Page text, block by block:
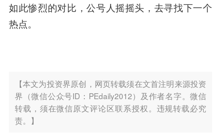
如此惨烈的对比，公号人摇摇头，去寻找下一个
热点。
【本文为投资界原创，网页转载须在文首注明来源投资
界（微信公众号ID：PEdaily2012）及作者名字。微信
转载，须在微信原文评论区联系授权。违规转载必究
责。】